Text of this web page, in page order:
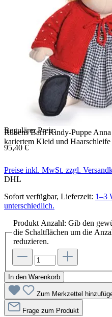
Rubens Barn Kindy-Puppe
kariertem Kleid und Haarschleife
Regulärer Preis:
95,40 €
Preise inkl. MwSt. zzgl.
DHL
Sofort verfügbar, Lieferzeit: 1–3
unterschiedlich.
Produkt Anzahl: Gib den
die Schaltflächen um die
reduzieren.
In den Warenkorb
Zum Merkzettel
Frage zum Produkt